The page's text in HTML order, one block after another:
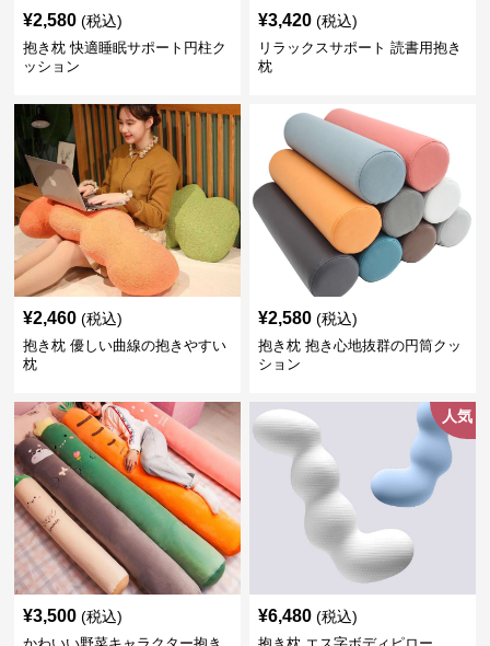
¥2,580 (税込)
抱き枕 快適睡眠サポート円柱ク
ッション
¥3,420 (税込)
リラックスサポート 読書用抱き
枕
¥2,460 (税込)
抱き枕 優しい曲線の抱きやすい
枕
¥2,580 (税込)
抱き枕 抱き心地抜群の円筒クッ
ション
¥3,500 (税込)
人気
¥6,480 (税込)